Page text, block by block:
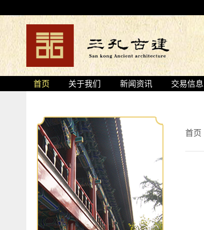
首页 关于我们 新闻资讯 交易信息
首页